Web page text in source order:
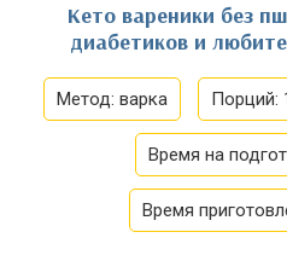
Кето вареники без
диабетиков и
Метод: варка Порций:
Время на
Время